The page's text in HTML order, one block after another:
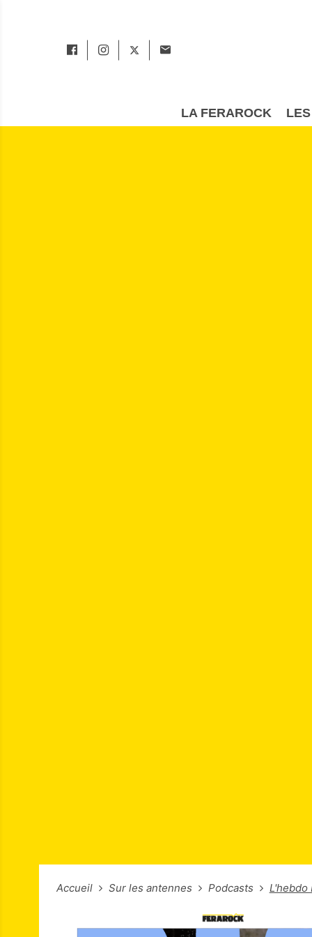
LA FERAROCK
Accueil Sur les antennes Podcasts L'hebdo